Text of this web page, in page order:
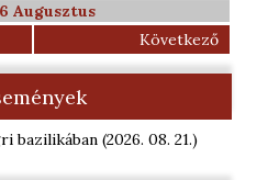
Augusztus
Következő
bazilikában (2026. 08. 21.)